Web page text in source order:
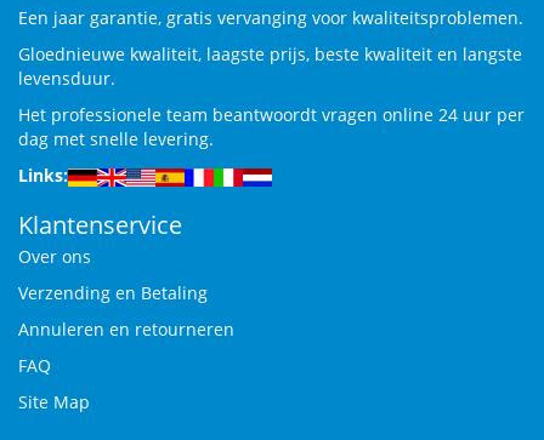
Een jaar garantie, gratis vervanging voor kwaliteitsproblemen.
Gloednieuwe kwaliteit, laagste prijs, beste kwaliteit en langste
levensduur.
Het professionele team beantwoordt vragen online 24 uur per
dag met snelle levering.
Links:
Klantenservice
Over ons
Verzending en Betaling
Annuleren en retourneren
FAQ
Site Map